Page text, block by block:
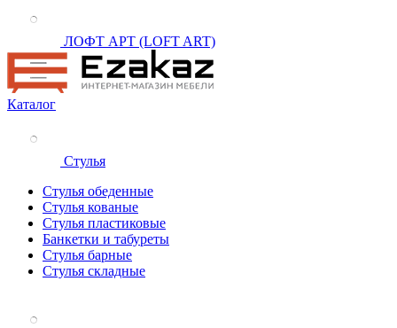
ЛОФТ АРТ (LOFT ART)
Каталог
Стулья
Стулья обеденные
Стулья кованые
Стулья пластиковые
Банкетки и табуреты
Стулья барные
Стулья складные